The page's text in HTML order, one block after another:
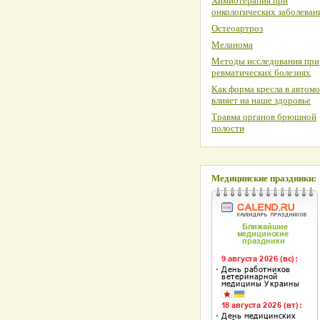
онкологических
Остеоартроз
Меланома
Методы исследования при
ревматических болезнях
Как форма кресла в
влияет на наше здоровье
Травма органов брюшной
полости
Медицинские праздники: